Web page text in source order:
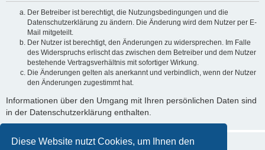
Diese Website nutzt Cookies, um Ihnen den
Der Betreiber ist berechtigt, die Nutzungsbedingungen und die
Datenschutzerklärung zu ändern. Die Änderung wird dem Nutzer per E-
Mail mitgeteilt.
Der Nutzer ist berechtigt, den Änderungen zu widersprechen. Im Falle
des Widerspruchs erlischt das zwischen dem Betreiber und dem Nutzer
bestehende Vertragsverhältnis mit sofortiger Wirkung.
Die Änderungen gelten als anerkannt und verbindlich, wenn der Nutzer
den Änderungen zugestimmt hat.
Informationen über den Umgang mit Ihren persönlichen Daten sind
in der Datenschutzerklärung enthalten.